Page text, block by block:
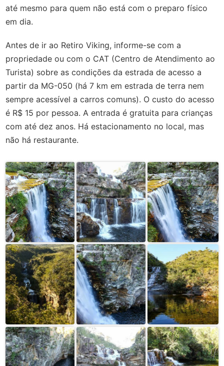
até mesmo para quem não está com o preparo físico
em dia.
Antes de ir ao Retiro Viking, informe-se com a
propriedade ou com o CAT (Centro de Atendimento ao
Turista) sobre as condições da estrada de acesso a
partir da MG-050 (há 7 km em estrada de terra nem
sempre acessível a carros comuns). O custo do acesso
é R$ 15 por pessoa. A entrada é gratuita para crianças
com até dez anos. Há estacionamento no local, mas
não há restaurante.